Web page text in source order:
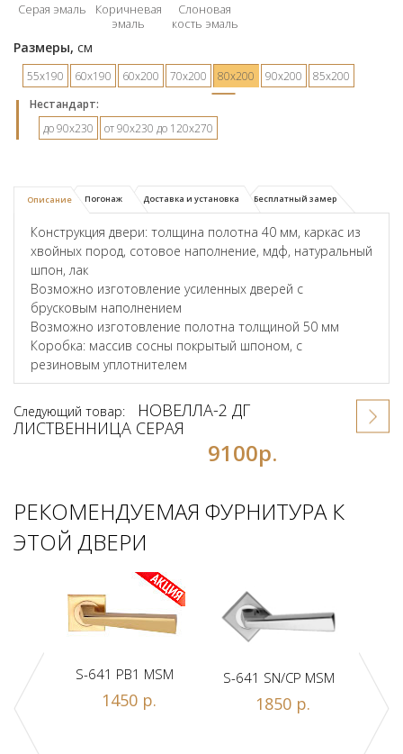
Серая эмаль
Коричневая
эмаль
Слоновая
кость эмаль
Размеры, см
55х190 60х190 60х200 70х200 80х200 90х200
85х200
Hестандарт:
до 90х230
от 90х230 до 120х270
Описание Погонаж Доставка и установка Бесплатный замер
Конструкция двери: толщина полотна 40 мм, каркас из
хвойных пород, сотовое наполнение, мдф, натуральный
шпон, лак
Возможно изготовление усиленных дверей с
брусковым наполнением
Возможно изготовление полотна толщиной 50 мм
Коробка: массив сосны покрытый шпоном, с
резиновым уплотнителем
Следующий товар:
НОВЕЛЛА-2 ДГ
ЛИСТВЕННИЦА СЕРАЯ
9100р.
РЕКОМЕНДУЕМАЯ ФУРНИТУРА К
ЭТОЙ ДВЕРИ
A
S-641 PB1 MSM
1450 р.
S-641 SN/CP MSM
1850 р.